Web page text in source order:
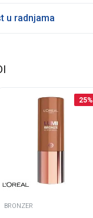
u radnjama
25%
BRONZER